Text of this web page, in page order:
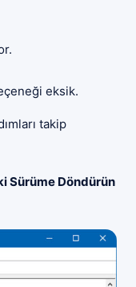
eksik.
takip
Sürüme Döndürün